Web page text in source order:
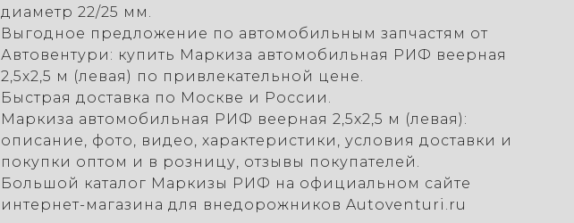
диаметр 22/25 мм.
Выгодное предложение по автомобильным запчастям от
Автовентури: купить Маркиза автомобильная РИФ веерная
2,5х2,5 м (левая) по привлекательной цене.
Быстрая доставка по Москве и России.
Маркиза автомобильная РИФ веерная 2,5х2,5 м (левая):
описание, фото, видео, характеристики, условия доставки и
покупки оптом и в розницу, отзывы покупателей.
Большой каталог Маркизы РИФ на официальном сайте
интернет-магазина для внедорожников Autoventuri.ru